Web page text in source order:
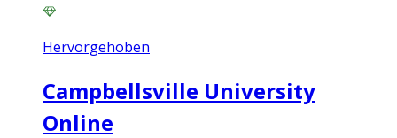
Hervorgehoben
Campbellsville University
Online